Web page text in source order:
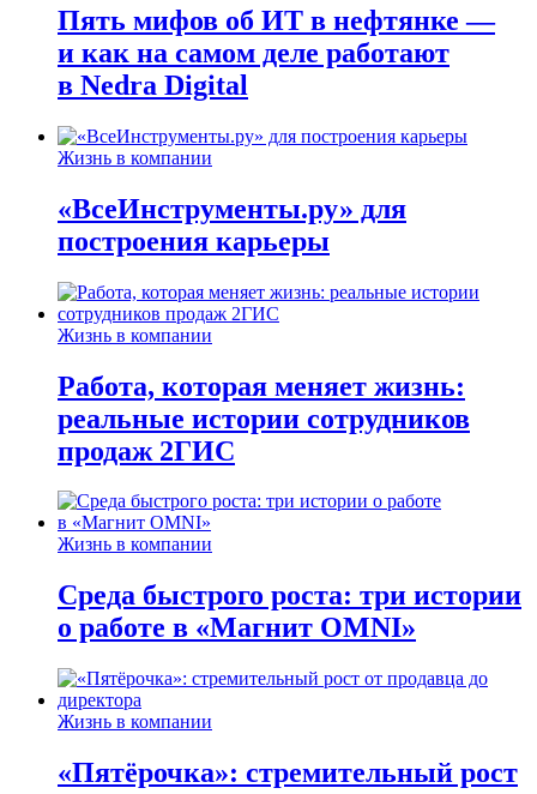
Пять мифов об ИТ в нефтянке —
и как на самом деле работают
в Nedra Digital
Жизнь в компании
«ВсеИнструменты.ру» для
построения карьеры
Жизнь в компании
Работа, которая меняет жизнь:
реальные истории сотрудников
продаж 2ГИС
Жизнь в компании
Среда быстрого роста: три истории
о работе в «Магнит OMNI»
Жизнь в компании
«Пятёрочка»: стремительный рост